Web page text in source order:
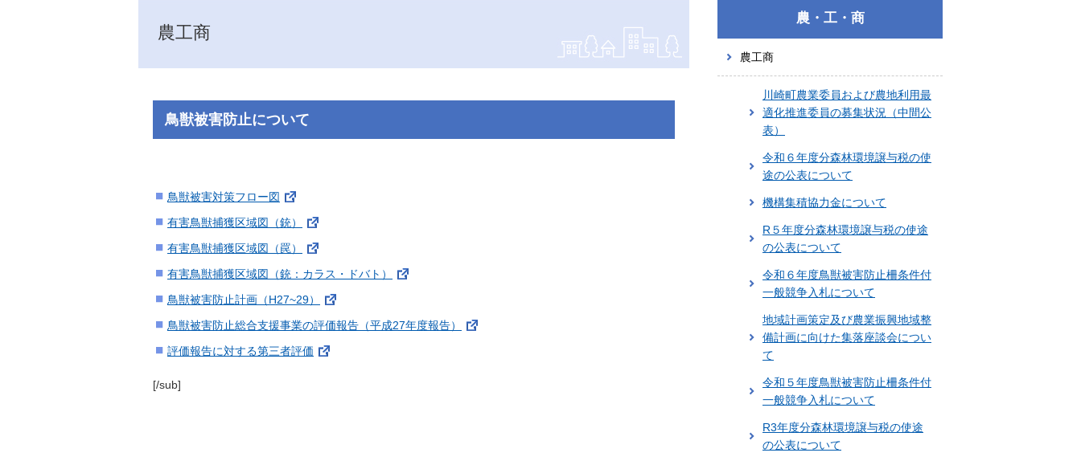
農工商
鳥獣被害防止について
鳥獣被害対策フロー図
有害鳥獣捕獲区域図（銃）
有害鳥獣捕獲区域図（罠）
有害鳥獣捕獲区域図（銃：カラス・ドバト）
鳥獣被害防止計画（H27~29）
鳥獣被害防止総合支援事業の評価報告（平成27年度報告）
評価報告に対する第三者評価
[/sub]
農・工・商
農工商
川崎町農業委員および農地利用最
適化推進委員の募集状況（中間公
表）
令和６年度分森林環境譲与税の使
途の公表について
機構集積協力金について
R５年度分森林環境譲与税の使途
の公表について
令和６年度鳥獣被害防止柵条件付
一般競争入札について
地域計画策定及び農業振興地域整
備計画に向けた集落座談会につい
て
令和５年度鳥獣被害防止柵条件付
一般競争入札について
R3年度分森林環境譲与税の使途
の公表について